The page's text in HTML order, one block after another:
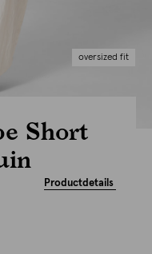
oversized fit
Short
Productdetails